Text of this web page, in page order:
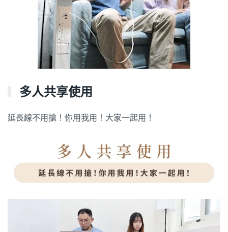
多人共享使用
延長線不用搶！你用我用！大家一起用！